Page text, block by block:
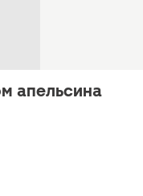
апельсина